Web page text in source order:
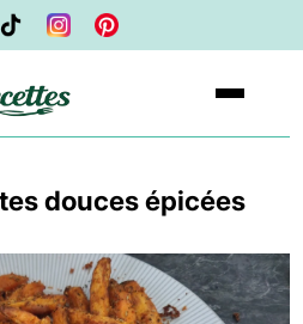
douces épicées